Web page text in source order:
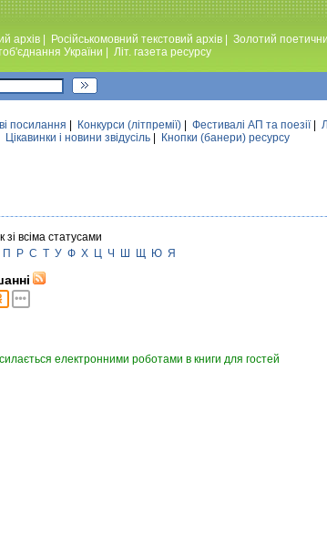
архiв Російськомовний текстовий архів Золотий
України Лiт. газета ресурсу
посилання Конкурси (лiтпремiї) Фестивалi АП та поезiї|
Цікавинки і новини звідусіль Кнопки (банери) ресурсу
зі всіма статусами
П Р С Т У Ф Х Ц Ч Ш Щ Ю Я
електронними роботами в книги для гостей